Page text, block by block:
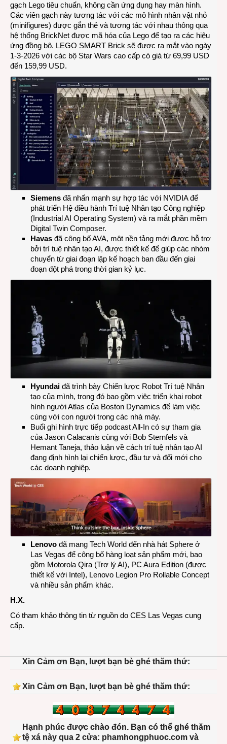
gạch Lego tiêu chuẩn, không cần ứng dụng hay màn hình.
Các viên gạch này tương tác với các mô hình nhân vật nhỏ
(minifigures) được gắn thẻ và tương tác với nhau thông qua
hệ thống BrickNet được mã hóa của Lego để tạo ra các hiệu
ứng đồng bộ. LEGO SMART Brick sẽ được ra mắt vào ngày
1-3-2026 với các bộ Star Wars cao cấp có giá từ 69,99 USD
đến 159,99 USD.
Siemens đã nhấn mạnh sự hợp tác với NVIDIA để
phát triển Hệ điều hành Trí tuệ Nhân tạo Công nghiệp
(Industrial AI Operating System) và ra mắt phần mềm
Digital Twin Composer.
Havas đã công bố AVA, một nền tảng mới được hỗ trợ
bởi trí tuệ nhân tạo AI, được thiết kế để giúp các nhóm
chuyển từ giai đoạn lập kế hoạch ban đầu đến giai
đoạn đột phá trong thời gian kỷ lục.
Hyundai đã trình bày Chiến lược Robot Trí tuệ Nhân
tạo của mình, trong đó bao gồm việc triển khai robot
hình người Atlas của Boston Dynamics để làm việc
cùng với con người trong các nhà máy.
Buổi ghi hình trực tiếp podcast All-In có sự tham gia
của Jason Calacanis cùng với Bob Sternfels và
Hemant Taneja, thảo luận về cách trí tuệ nhân tạo AI
đang định hình lại chiến lược, đầu tư và đổi mới cho
các doanh nghiệp.
Lenovo đã mang Tech World đến nhà hát Sphere ở
Las Vegas để công bố hàng loạt sản phẩm mới, bao
gồm Motorola Qira (Trợ lý AI), PC Aura Edition (được
thiết kế với Intel), Lenovo Legion Pro Rollable Concept
và nhiều sản phẩm khác.
H.X.
Có tham khảo thông tin từ nguồn do CES Las Vegas cung
cấp.
Xin Cảm ơn Bạn, lượt bạn bè ghé thăm thứ:
Xin Cảm ơn Bạn, lượt bạn bè ghé thăm thứ:
Hạnh phúc được chào đón. Bạn có thể ghé thăm
tệ xá này qua 2 cửa: phamhongphuoc.com và